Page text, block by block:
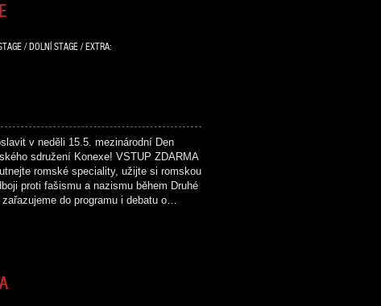
/ DOLNÍ STAGE / EXTRA:
v neděli 15.5. mezinárodní Den
sdružení Konexe! VSTUP ZDARMA
romské speciality, užijte si romskou
proti fašismu a nazismu během Druhé
do programu i debatu o…